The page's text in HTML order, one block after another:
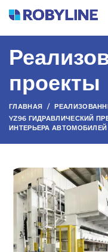
проекты
ГЛАВНАЯ
YZ96 ГИДРАВЛИЧЕСКИЙ
ИНТЕРЬЕРА АВТОМОБИЛЕЙ